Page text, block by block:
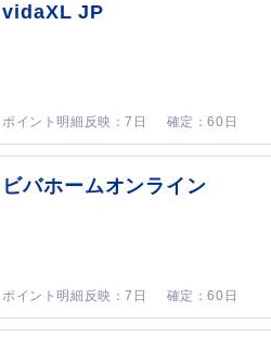
vidaXL JP
7日 60日
ビバホームオンライン
7日 60日